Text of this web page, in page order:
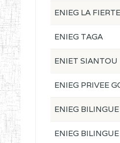
ENIEG LA FIERTE
ENIEG TAGA
ENIET SIANTOU
ENIEG PRIVEE
ENIEG
ENIEG